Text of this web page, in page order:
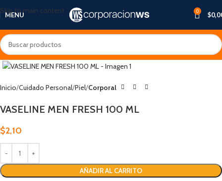
Skip to main content
MENU 0 $
Inicio Cuidado Personal Piel Corporal
VASELINE MEN FRESH 100 ML
$2,10
AÑADIR AL CARRITO